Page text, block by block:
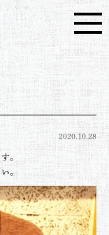
2020.10.28
。
。